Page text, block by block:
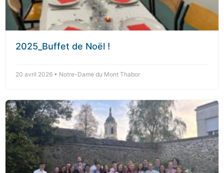
2025_Buffet de Noël !
20 avril 2026 • Notre-Dame du Mont Thabor